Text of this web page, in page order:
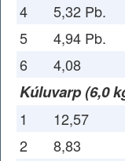
4 5,32 Pb.
5 4,94 Pb.
6 4,08
Kúluvarp (6,0
1 12,57
2 8,83